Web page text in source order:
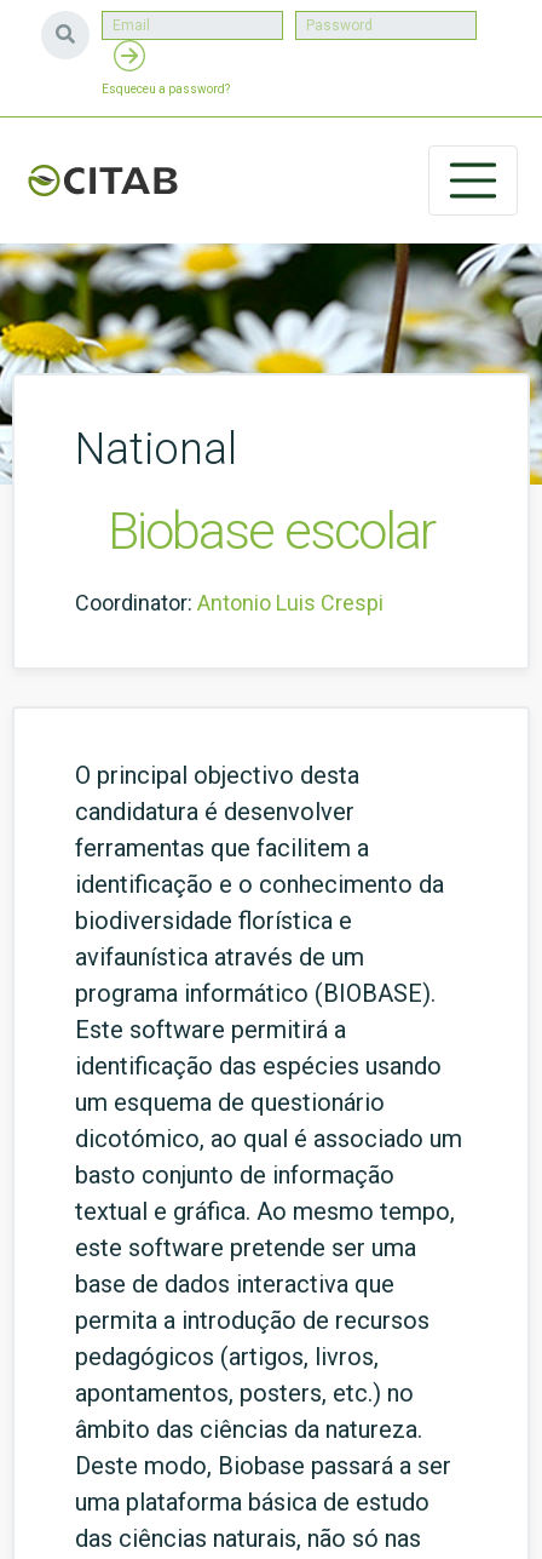
Esqueceu a password?
National
Biobase escolar
Coordinator: Antonio Luis Crespi
O principal objectivo desta
candidatura é desenvolver
ferramentas que facilitem a
identificação e o conhecimento da
biodiversidade florística e
avifaunística através de um
programa informático (BIOBASE).
Este software permitirá a
identificação das espécies usando
um esquema de questionário
dicotómico, ao qual é associado um
basto conjunto de informação
textual e gráfica. Ao mesmo tempo,
este software pretende ser uma
base de dados interactiva que
permita a introdução de recursos
pedagógicos (artigos, livros,
apontamentos, posters, etc.) no
âmbito das ciências da natureza.
Deste modo, Biobase passará a ser
uma plataforma básica de estudo
das ciências naturais, não só nas